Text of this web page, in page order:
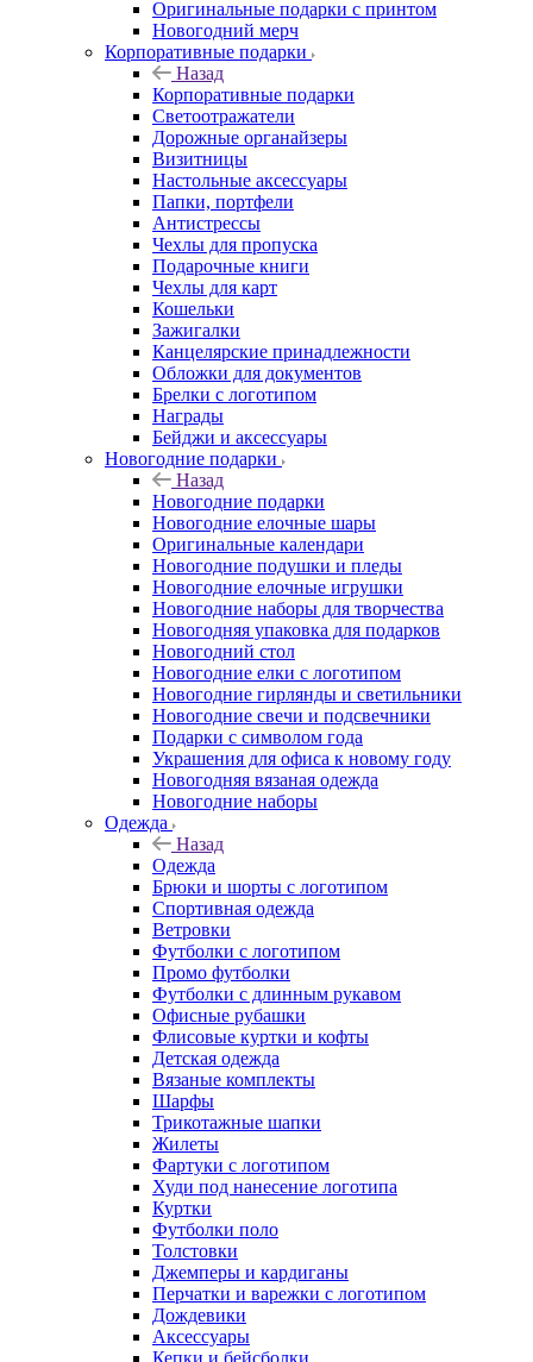
Оригинальные подарки с принтом
Новогодний мерч
Корпоративные подарки
Назад
Корпоративные подарки
Светоотражатели
Дорожные органайзеры
Визитницы
Настольные аксессуары
Папки, портфели
Антистрессы
Чехлы для пропуска
Подарочные книги
Чехлы для карт
Кошельки
Зажигалки
Канцелярские принадлежности
Обложки для документов
Брелки с логотипом
Награды
Бейджи и аксессуары
Новогодние подарки
Назад
Новогодние подарки
Новогодние елочные шары
Оригинальные календари
Новогодние подушки и пледы
Новогодние елочные игрушки
Новогодние наборы для творчества
Новогодняя упаковка для подарков
Новогодний стол
Новогодние елки с логотипом
Новогодние гирлянды и светильники
Новогодние свечи и подсвечники
Подарки с символом года
Украшения для офиса к новому году
Новогодняя вязаная одежда
Новогодние наборы
Одежда
Назад
Одежда
Брюки и шорты с логотипом
Спортивная одежда
Ветровки
Футболки с логотипом
Промо футболки
Футболки с длинным рукавом
Офисные рубашки
Флисовые куртки и кофты
Детская одежда
Вязаные комплекты
Шарфы
Трикотажные шапки
Жилеты
Фартуки с логотипом
Худи под нанесение логотипа
Куртки
Футболки поло
Толстовки
Джемперы и кардиганы
Перчатки и варежки с логотипом
Дождевики
Аксессуары
Кепки и бейсболки